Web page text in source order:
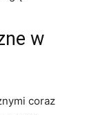
w
coraz